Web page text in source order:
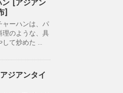
ン [アジアン
]
ャーハンは、パ
理のような、具
して炒めた ...
ジアンタイ